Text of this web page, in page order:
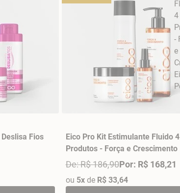
Fios
Eico Pro Kit Estimulante Fluido 4
Produtos - Força e Crescimento
De: R$ 186,90Por: R$ 168,21
ou 5xde R$ 33,64